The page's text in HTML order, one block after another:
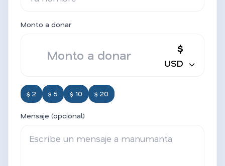
Monto a donar
$
USD
$ 2 $ 5 $ 10 $ 20
Mensaje (opcional)